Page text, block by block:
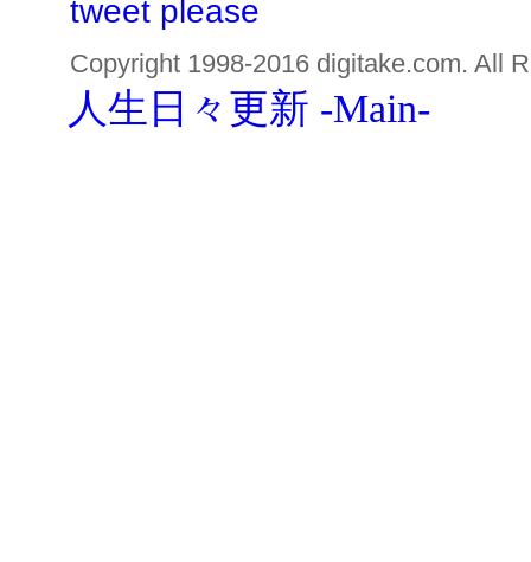
tweet please
Copyright 1998-2016 digitake.com. All
人生日々更新 -Main-